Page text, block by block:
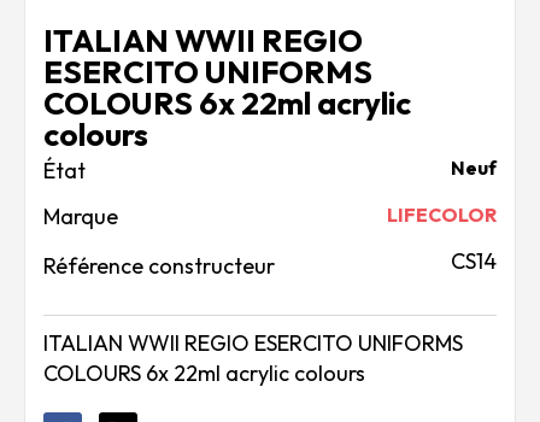
ITALIAN WWII REGIO
ESERCITO UNIFORMS
COLOURS 6x 22ml acrylic
colours
Neuf
Marque LIFECOLOR
Référence constructeur CS14
ITALIAN WWII REGIO ESERCITO UNIFORMS
COLOURS 6x 22ml acrylic colours